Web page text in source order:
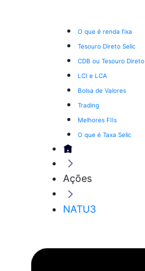
O que é renda fixa
Tesouro Direto Selic
CDB ou Tesouro Direto
LCI e LCA
Bolsa de Valores
Trading
Melhores FIIs
O que é Taxa Selic
Ações
NATU3